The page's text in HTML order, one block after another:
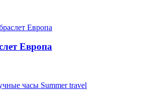
Европа